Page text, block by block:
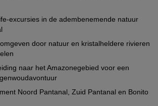
excursies in de adembenemende natuur
door natuur en kristalheldere rivieren
naar het Amazonegebied voor een
Noord Pantanal, Zuid Pantanal en Bonito